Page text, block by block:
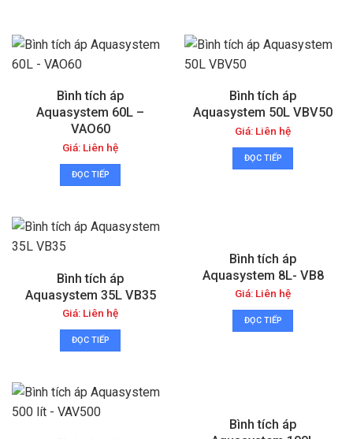
Bình tích áp
Aquasystem 60L –
VAO60
Giá: Liên hệ
ĐỌC TIẾP
Bình tích áp
Aquasystem 50L VBV50
Giá: Liên hệ
ĐỌC TIẾP
Bình tích áp
Aquasystem 35L VB35
Giá: Liên hệ
ĐỌC TIẾP
Bình tích áp
Aquasystem 8L- VB8
Giá: Liên hệ
ĐỌC TIẾP
Bình tích áp